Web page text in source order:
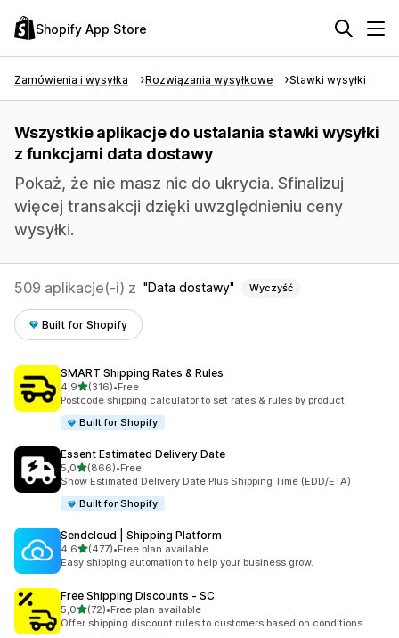
Shopify App Store
Zamówienia i wysyłka Rozwiązania wysyłkowe Stawki wysyłki
Wszystkie aplikacje do ustalania stawki wysyłki
z funkcjami data dostawy
Pokaż, że nie masz nic do ukrycia. Sfinalizuj
więcej transakcji dzięki uwzględnieniu ceny
wysyłki.
509 aplikacje(-i) z Data dostawy Wyczyść
Built for Shopify
SMART Shipping Rates & Rules
4,9na 5 gwiazdek
(316)
Łączna liczba recenzji: 316
•Free
Postcode shipping calculator to set rates & rules by product
Built for Shopify
Essent Estimated Delivery Date
5,0na 5 gwiazdek
(866)
Łączna liczba recenzji: 866
•Free
Show Estimated Delivery Date Plus Shipping Time (EDD/ETA)
Built for Shopify
Sendcloud | Shipping Platform
4,6na 5 gwiazdek
(477)
Łączna liczba recenzji: 477
•Free plan available
Easy shipping automation to help your business grow.
Free Shipping Discounts ‑ SC
5,0na 5 gwiazdek
(72)
Łączna liczba recenzji: 72
•Free plan available
Offer shipping discount rules to customers based on conditions